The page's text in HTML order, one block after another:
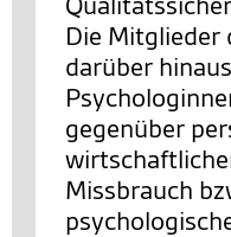
Die Mitglieder
darüber
gegenüber
Missbrauch